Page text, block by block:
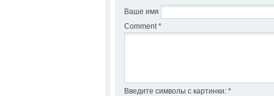
Ваше имя
Comment *
Введите символы с картинки: *